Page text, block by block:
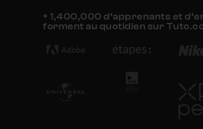
+ 1,400,000 d’apprenants et
forment au quotidien sur